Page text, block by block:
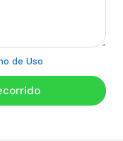
de Uso